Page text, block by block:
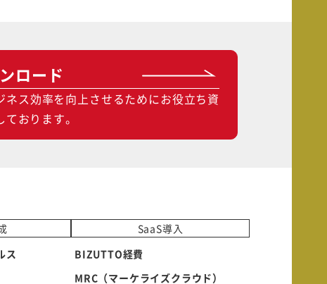
ロード
ネス効率を向上させるためにお役立ち資
おります。
ス
SaaS導入
BIZUTTO経費
MRC（マーケライズクラウド）